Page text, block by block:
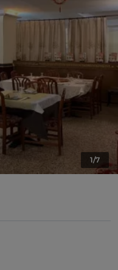
1/7